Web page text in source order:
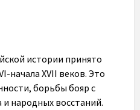
истории принято
начала XVII веков. Это
борьбы бояр с
народных восстаний.